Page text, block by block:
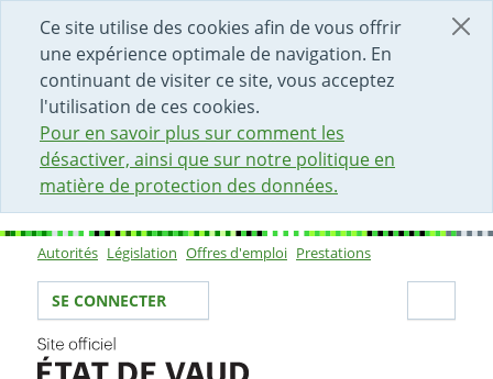
Ce site utilise des cookies afin de vous offrir
une expérience optimale de navigation. En
continuant de visiter ce site, vous acceptez
l'utilisation de ces cookies.
Pour en savoir plus sur comment les
désactiver, ainsi que sur notre politique en
matière de protection des données.
DÉBUT DU CONTENU DE LA PAGE
ACCÈS AU CHAMP DE RECHERCHE
PAGE D'ACCUEIL
FORMULAIRE DE CONTACT
Sous-navigation
Autorités Législation Offres d'emploi Prestations
Votre identité
SE CONNECTER